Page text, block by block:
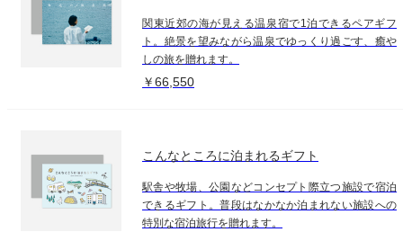
関東近郊の海が見える温泉宿で1泊できるペアギフ
ト。絶景を望みながら温泉でゆっくり過ごす、癒や
しの旅を贈れます。
￥66,550
こんなところに泊まれるギフト
駅舎や牧場、公園などコンセプト際立つ施設で宿泊
できるギフト。普段はなかなか泊まれない施設への
特別な宿泊旅行を贈れます。